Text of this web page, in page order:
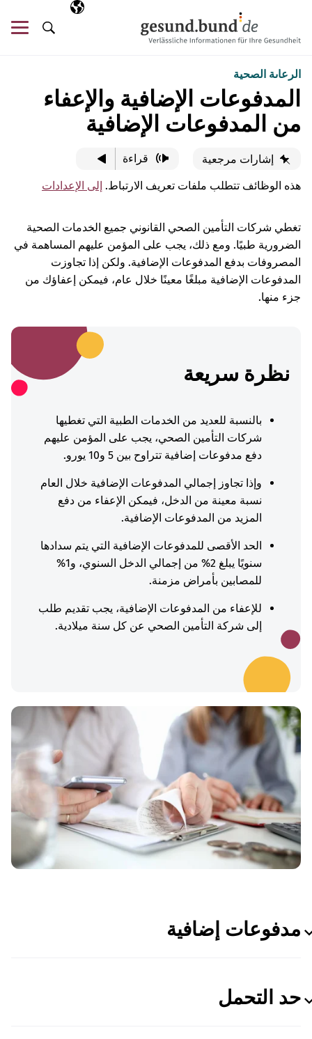
اللغة المختارة
AR
البحث
الرعاىة الصحية
المدفوعات الإضافية والإعفاء
من المدفوعات الإضافية
إشارات مرجعية قراءة
هذه الوظائف تتطلب ملفات تعريف الارتباط. إلى الإعدادات
تغطي شركات التأمين الصحي القانوني جميع الخدمات الصحية
الضرورية طبيًا. ومع ذلك، يجب على المؤمن عليهم المساهمة في
المصروفات بدفع المدفوعات الإضافية. ولكن إذا تجاوزت
المدفوعات الإضافية مبلغًا معينًا خلال عام، فيمكن إعفاؤك من
جزء منها.
نظرة سريعة
بالنسبة للعديد من الخدمات الطبية التي تغطيها
شركات التأمين الصحي، يجب على المؤمن عليهم
دفع مدفوعات إضافية تتراوح بين 5 و10 يورو.
وإذا تجاوز إجمالي المدفوعات الإضافية خلال العام
نسبة معينة من الدخل، فيمكن الإعفاء من دفع
المزيد من المدفوعات الإضافية.
الحد الأقصى للمدفوعات الإضافية التي يتم سدادها
سنويًا يبلغ 2% من إجمالي الدخل السنوي، و1%
للمصابين بأمراض مزمنة.
للإعفاء من المدفوعات الإضافية، يجب تقديم طلب
إلى شركة التأمين الصحي عن كل سنة ميلادية.
مدفوعات إضافية
حد التحمل